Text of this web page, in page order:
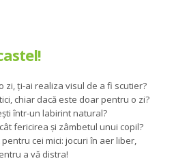
zi, ți-ai realiza visul de a fi scutier?
chiar dacă este doar pentru o zi?
într-un labirint natural?
fericirea și zâmbetul unui copil?
cei mici: jocuri în aer liber,
a vă distra!